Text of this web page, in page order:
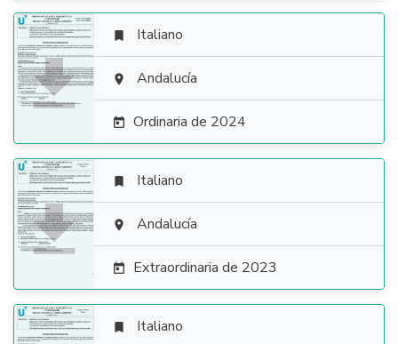

 Italiano
 Andalucía
 Ordinaria de 2024

 Italiano
 Andalucía
 Extraordinaria de 2023
 Italiano